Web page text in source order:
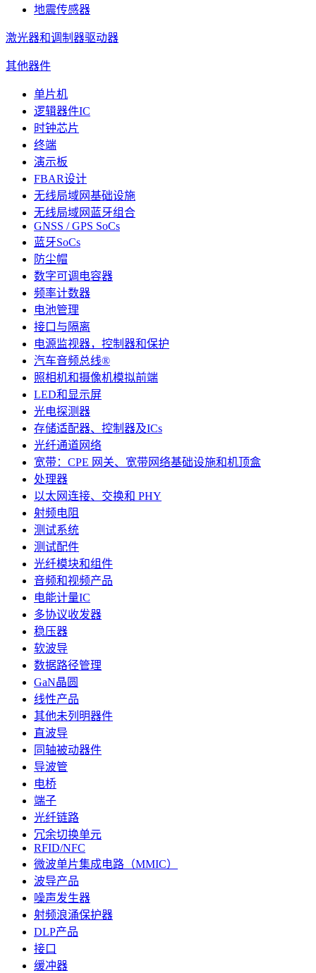
地震传感器
激光器和调制器驱动器
其他器件
单片机
逻辑器件IC
时钟芯片
终端
演示板
FBAR设计
无线局域网基础设施
无线局域网蓝牙组合
GNSS / GPS SoCs
蓝牙SoCs
防尘帽
数字可调电容器
频率计数器
电池管理
接口与隔离
电源监视器，控制器和保护
汽车音频总线®
照相机和摄像机模拟前端
LED和显示屏
光电探测器
存储适配器、控制器及ICs
光纤通道网络
宽带：CPE 网关、宽带网络基础设施和机顶盒
处理器
以太网连接、交换和 PHY
射频电阻
测试系统
测试配件
光纤模块和组件
音频和视频产品
电能计量IC
多协议收发器
稳压器
软波导
数据路径管理
GaN晶圆
线性产品
其他未列明器件
直波导
同轴被动器件
导波管
电桥
端子
光纤链路
冗余切换单元
RFID/NFC
微波单片集成电路（MMIC）
波导产品
噪声发生器
射频浪涌保护器
DLP产品
接口
缓冲器